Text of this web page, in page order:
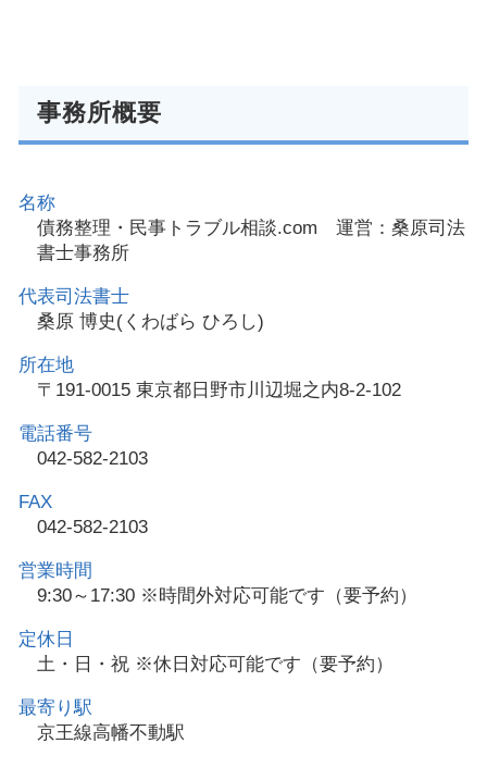
事務所概要
名称
債務整理・民事トラブル相談.com 運営：桑原司法
書士事務所
代表司法書士
桑原 博史(くわばら ひろし)
所在地
〒191-0015 東京都日野市川辺堀之内8-2-102
電話番号
042-582-2103
FAX
042-582-2103
営業時間
9:30～17:30 ※時間外対応可能です（要予約）
定休日
土・日・祝 ※休日対応可能です（要予約）
最寄り駅
京王線高幡不動駅